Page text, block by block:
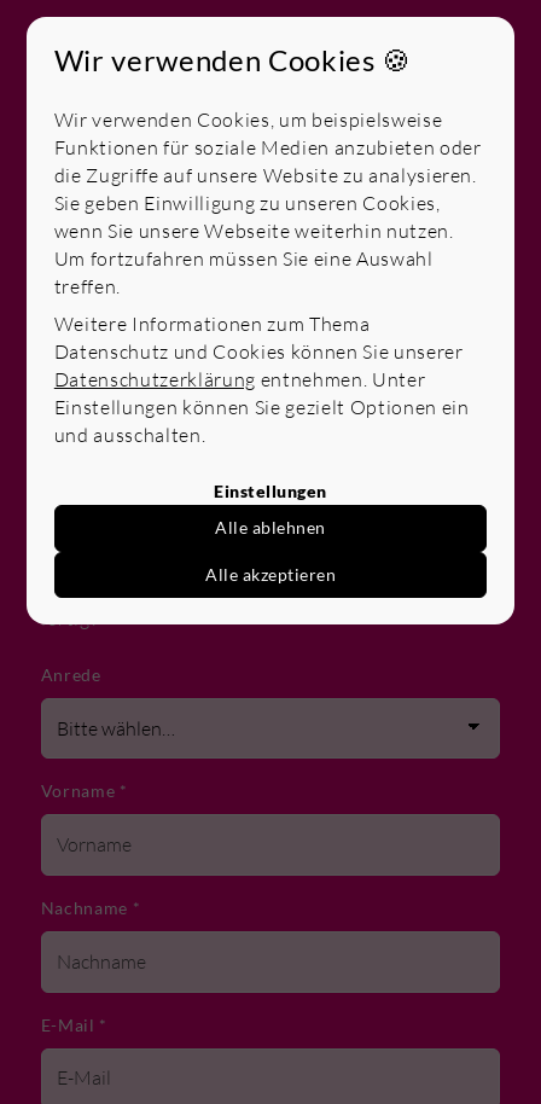
Nimm jetzt online Kontakt zu
uns auf
Bei uns bekommst du:
Entwicklungschancen & Wachstum
Teamgeist & Zusammenhalt
Selbständigkeit und unternehmerische
Freiheit
Attraktive Konditionen
Einfach deine Daten in das Formular eingeben,
wenn möglich eine Übersicht über Vorerfahrungen
oder einen Lebenslauf hochladen, abschicken,
fertig!
Anrede
Vorname *
Nachname *
E-Mail *
Wir verwenden Cookies 🍪
Wir verwenden Cookies, um beispielsweise
Funktionen für soziale Medien anzubieten oder
die Zugriffe auf unsere Website zu analysieren.
Sie geben Einwilligung zu unseren Cookies,
wenn Sie unsere Webseite weiterhin nutzen.
Um fortzufahren müssen Sie eine Auswahl
treffen.
Weitere Informationen zum Thema
Datenschutz und Cookies können Sie unserer
Datenschutzerklärung entnehmen. Unter
Einstellungen können Sie gezielt Optionen ein
und ausschalten.
Einstellungen
Alle ablehnen
Alle akzeptieren